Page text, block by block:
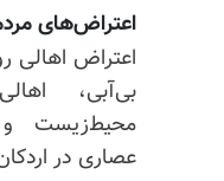
اعتراض‌های
اعتراض اهالی
بی‌آبی،
محیط‌زیست
عصاری در